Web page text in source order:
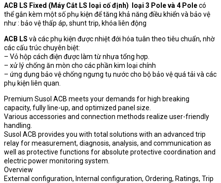
ACB LS Fixed (Máy Cắt LS loại cố định) loại 3 Pole và 4 Polecó
thể gắn kèm một số phụ kiện để tăng khả năng điều khiển và bảo vệ
như : bảo vệ thấp áp, shunt trip, khóa liên động
ACB LS và các phụ kiện được nhiệt đới hóa tuân theo tiêu chuẩn, nhờ
các cấu trúc chuyên biệt:
– Vỏ hộp cách điện được làm từ nhựa tổng hợp.
– xử lý chống ăn mòn cho các phần kim loại chính
– ứng dụng bảo vệ chống ngưng tụ nước cho bộ bảo vệ quá tải và các
phụ kiện liên quan.
Premium Susol ACB meets your demands for high breaking
capacity, fully line-up, and optimized panel size.
Various accessories and connection methods realize user-friendly
handling.
Susol ACB provides you with total solutions with an advanced trip
relay for measurement, diagnosis, analysis, and communication as
well as protective functions for absolute protective coordination and
electric power monitoring system.
Overview
External configuration, Internal configuration, Ordering, Ratings, Trip